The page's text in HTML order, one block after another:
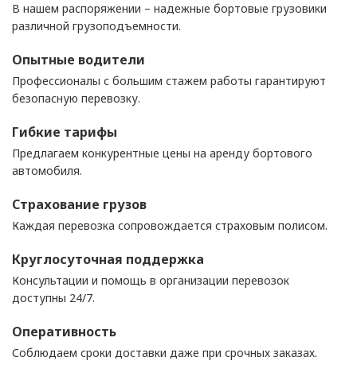
В нашем распоряжении – надежные бортовые грузовики
различной грузоподъемности.
Опытные водители
Профессионалы с большим стажем работы гарантируют
безопасную перевозку.
Гибкие тарифы
Предлагаем конкурентные цены на аренду бортового
автомобиля.
Страхование грузов
Каждая перевозка сопровождается страховым полисом.
Круглосуточная поддержка
Консультации и помощь в организации перевозок
доступны 24/7.
Оперативность
Соблюдаем сроки доставки даже при срочных заказах.